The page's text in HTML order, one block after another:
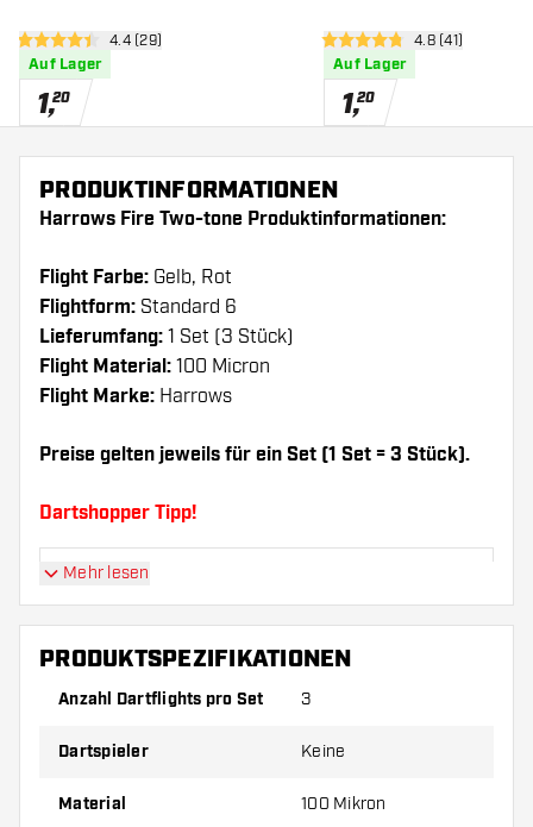
Bewertungsbereich öffnen
4.4 Bewertungssterne
4.4 (29)
Auf Lager
1,20
4.8 Bewertungssterne
4.8 (41)
Auf Lager
1,20
PRODUKTINFORMATIONEN
Harrows Fire Two-tone Produktinformationen:
Flight Farbe: Gelb, Rot
Flightform: Standard 6
Lieferumfang: 1 Set (3 Stück)
Flight Material: 100 Micron
Flight Marke: Harrows
Preise gelten jeweils für ein Set (1 Set = 3 Stück).
Dartshopper Tipp!
Sorgen Sie für genügend Ersatz Flights und
Shafts. Diese können sich durch Gebrauch
Probieren Sie eine andere Form, ein anderes
um herauszufinden, welche Variante am besten
zu Ihnen passt!
Mehr lesen
PRODUKTSPEZIFIKATIONEN
Anzahl Dartflights pro Set 3
Dartspieler Keine
Material 100 Mikron